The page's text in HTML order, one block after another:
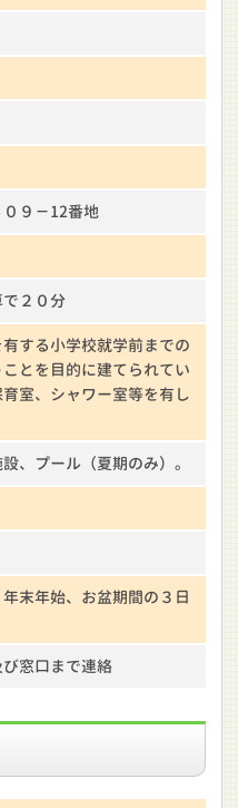
９－12番地
２０分
する小学校就学前までの
とを目的に建てられてい
室、シャワー室等を有し
、プール（夏期のみ）。
末年始、お盆期間の３日
窓口まで連絡